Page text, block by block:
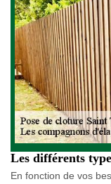
Les différents
En fonction de vos